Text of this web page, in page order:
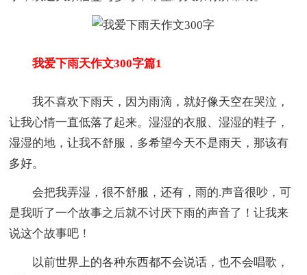
我爱下雨天作文300字篇1
我不喜欢下雨天，因为雨滴，就好像天空在哭泣，
让我心情一直低落了起来。湿湿的衣服、湿湿的鞋子，
湿湿的地，让我不舒服，多希望今天不是雨天，那该有
多好。
会把我弄湿，很不舒服，还有，雨的.声音很吵，可
是我听了一个故事之后就不讨厌下雨的声音了！让我来
说这个故事吧！
以前世界上的各种东西都不会说话，也不会唱歌，